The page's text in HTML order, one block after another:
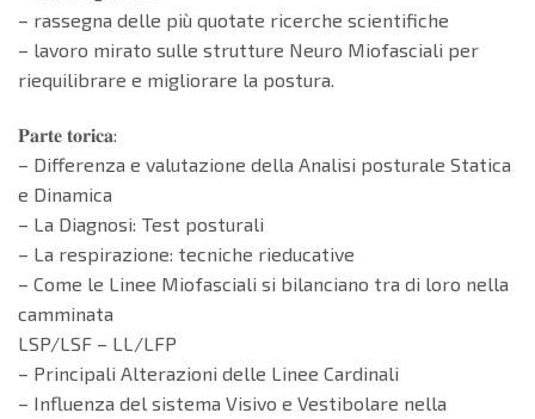
– rassegna delle più quotate ricerche scientifiche
– lavoro mirato sulle strutture Neuro Miofasciali per
riequilibrare e migliorare la postura.
𝐏𝐚𝐫𝐭𝐞 𝐭𝐨𝐫𝐢𝐜𝐚:
– Differenza e valutazione della Analisi posturale Statica
e Dinamica
– La Diagnosi: Test posturali
– La respirazione: tecniche rieducative
– Come le Linee Miofasciali si bilanciano tra di loro nella
camminata
LSP/LSF – LL/LFP
– Principali Alterazioni delle Linee Cardinali
– Influenza del sistema Visivo e Vestibolare nella